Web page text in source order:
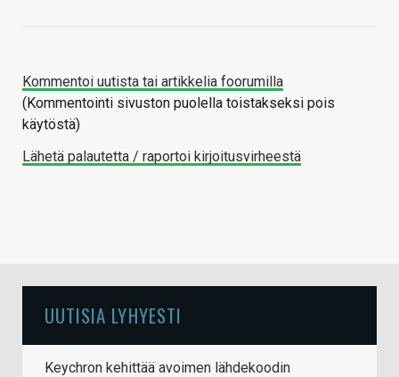
Kommentoi uutista tai artikkelia foorumilla
(Kommentointi sivuston puolella toistakseksi pois
käytöstä)
Lähetä palautetta / raportoi kirjoitusvirheestä
UUTISIA LYHYESTI
Keychron kehittää avoimen lähdekoodin